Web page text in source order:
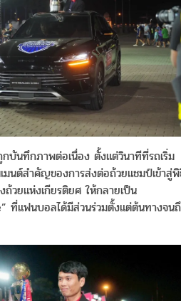
บันทึกภาพต่อเนื่อง ตั้งแต่วินาทีที่รถเริ่ม
มนต์สำคัญของการส่งต่อถ้วยแชมป์เข้าสู่
วยแห่งเกียรติยศ ให้กลายเป็น
ที่แฟนบอลได้มีส่วนร่วมตั้งแต่ต้นทางจน